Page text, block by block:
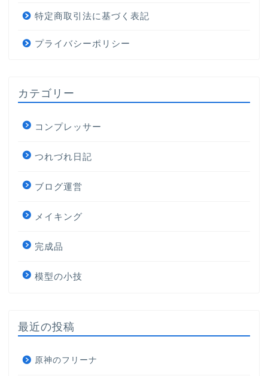
特定商取引法に基づく表記
プライバシーポリシー
カテゴリー
コンプレッサー
つれづれ日記
ブログ運営
メイキング
完成品
模型の小技
最近の投稿
原神のフリーナ